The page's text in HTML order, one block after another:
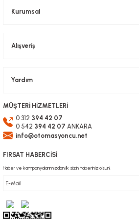
Kurumsal
Alışveriş
Yardım
MÜŞTERİ HİZMETLERİ
0 312 394 42 07
0 542 394 42 07 ANKARA
info@otomasyoncu.net
FIRSAT HABERCİSİ
Haber ve kampanyalarımızdan ilk sizin haberiniz olsun!